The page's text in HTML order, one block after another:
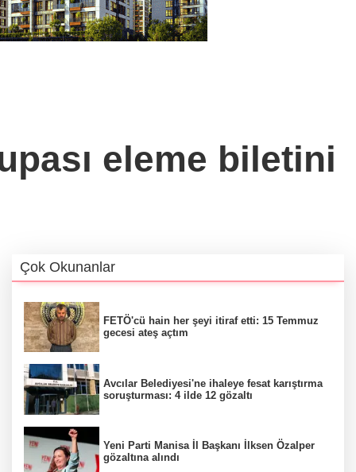
eleme biletini
Çok Okunanlar
FETÖ'cü hain her şeyi itiraf etti: 15 Temmuz
gecesi ateş açtım
Avcılar Belediyesi'ne ihaleye fesat karıştırma
soruşturması: 4 ilde 12 gözaltı
Yeni Parti Manisa İl Başkanı İlksen Özalper
gözaltına alındı